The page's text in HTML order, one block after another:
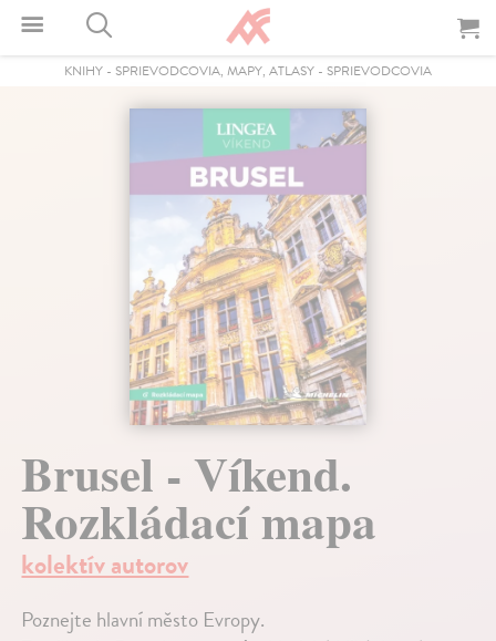
KNIHY - SPRIEVODCOVIA, MAPY, ATLASY - SPRIEVODCOVIA
Brusel - Víkend.
Rozkládací mapa
kolektív autorov
Poznejte hlavní město Evropy.